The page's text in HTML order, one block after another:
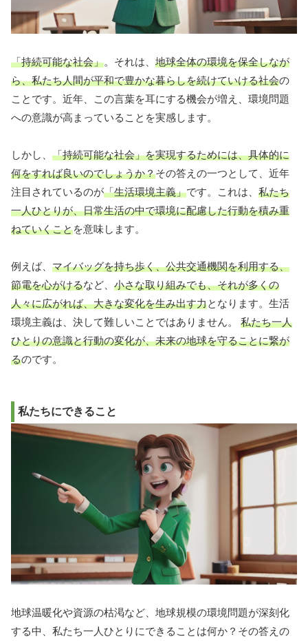
「持続可能な社会」。それは、 地球全体の環境を保全しなが
ら、私たち人間が平和で豊かな暮らしを続けていける社会の
ことです。近年、この言葉を耳にする機会が増え、環境問題
への意識が高まっていることを実感します。
しかし、 「持続可能な社会」を実現するためには、具体的に
何をすれば良いのでしょうか？その答えの一つとして、近年
注目されているのが「生活環境主義」です。これは、 私たち
一人ひとりが、日常生活の中で環境に配慮した行動を積み重
ねていくことを意味します。
例えば、 マイバッグを持ち歩く、公共交通機関を利用する、
節電を心がけるなど、 小さな取り組みでも、それが多くの
人々に広がれば、大きな変化を生み出す力となります。生活
環境主義は、決して難しいことではありません。 私たち一人
ひとりの意識と行動の変化が、未来の地球を守ることに繋が
るのです。
私たちにできること
地球温暖化や資源の枯渇など、地球規模の環境問題が深刻化
する中、私たち一人ひとりにできることは何か？その答えの